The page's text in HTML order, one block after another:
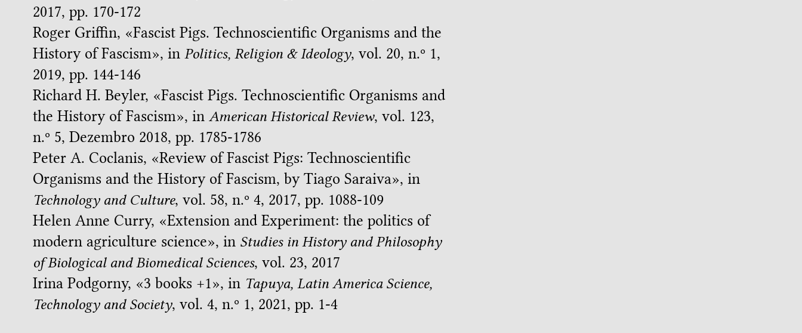
2017, pp. 170-172
Roger Griffin, «Fascist Pigs. Technoscientific Organisms and the
History of Fascism», in Politics, Religion & Ideology, vol. 20, n.º 1,
2019, pp. 144-146
Richard H. Beyler, «Fascist Pigs. Technoscientific Organisms and
the History of Fascism», in American Historical Review, vol. 123,
n.º 5, Dezembro 2018, pp. 1785-1786
Peter A. Coclanis, «Review of Fascist Pigs: Technoscientific
Organisms and the History of Fascism, by Tiago Saraiva», in
Technology and Culture, vol. 58, n.º 4, 2017, pp. 1088-109
Helen Anne Curry, «Extension and Experiment: the politics of
modern agriculture science», in Studies in History and Philosophy
of Biological and Biomedical Sciences, vol. 23, 2017
Irina Podgorny, «3 books +1 », in Tapuya, Latin America Science,
Technology and Society, vol. 4, n.º 1, 2021, pp. 1-4